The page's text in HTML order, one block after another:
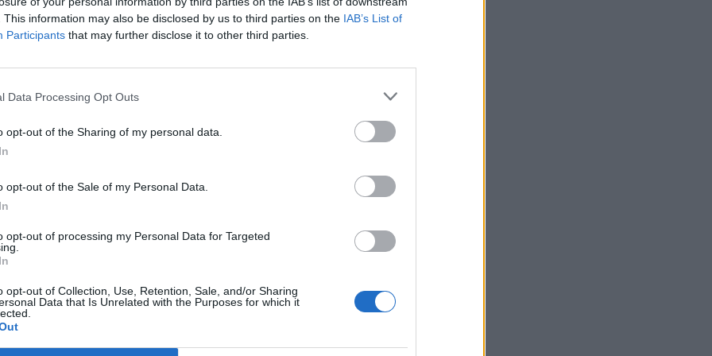
This information may also be disclosed by us to third parties on the IAB’s List of
Participants that may further disclose it to other third parties.
Data Processing Opt Outs
opt-out of the Sharing of my personal data.
opt-out of the Sale of my Personal Data.
opt-out of processing my Personal Data for Targeted
opt-out of Collection, Use, Retention, Sale, and/or Sharing
Data that Is Unrelated with the Purposes for which it
Forum 2026A hazai ingatlanpiac legnagyobb üzleti és networking találkozója! Idén
december 31-éig be kell fejeződnie a felújításnak - mondta Tarlós István.
ciklus végének semmi köze ahhoz, hogy próbálja...
portfolio.hu hírarchívumához tartozik, melynek olvasása előfizetéses
cikkarchívum
elmúlt 2 év napon belüli
Előfizetés